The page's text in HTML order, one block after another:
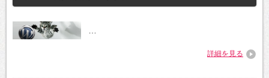
詳細を見る